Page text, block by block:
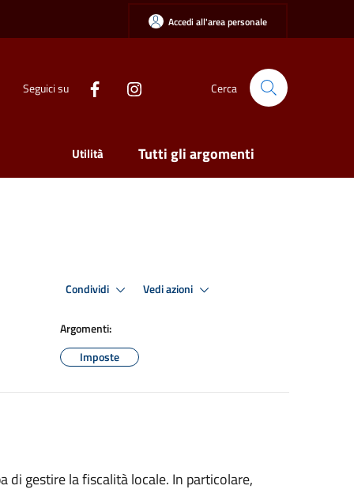
Accedi all'area personale
Seguici su Cerca
Utilità Tutti gli argomenti
Condividi Vedi azioni
Argomenti:
Imposte
di gestire la fiscalità locale. In particolare,